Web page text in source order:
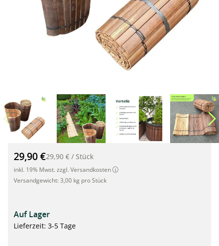
Bambusmatte für Rollweg dunkel, 40cm x 200cm x 0,5cm"
29,90 €29,90 € / Stück
inkl. 19% Mwst. zzgl. Versandkosten
Versandgewicht: 3,00 kg pro Stück
Auf Lager
Lieferzeit: 3-5 Tage